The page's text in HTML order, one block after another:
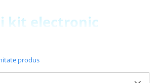
kit electronic
cunostinte si sa le dezvolti pe
intr-un mod distractiv
produs